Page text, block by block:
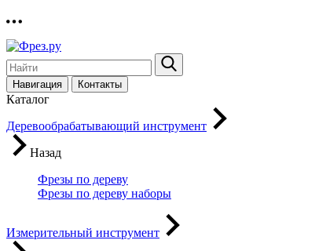
Навигация Контакты
Каталог
Деревообрабатывающий инструмент
Назад
Фрезы по дереву
Фрезы по дереву наборы
Измерительный инструмент